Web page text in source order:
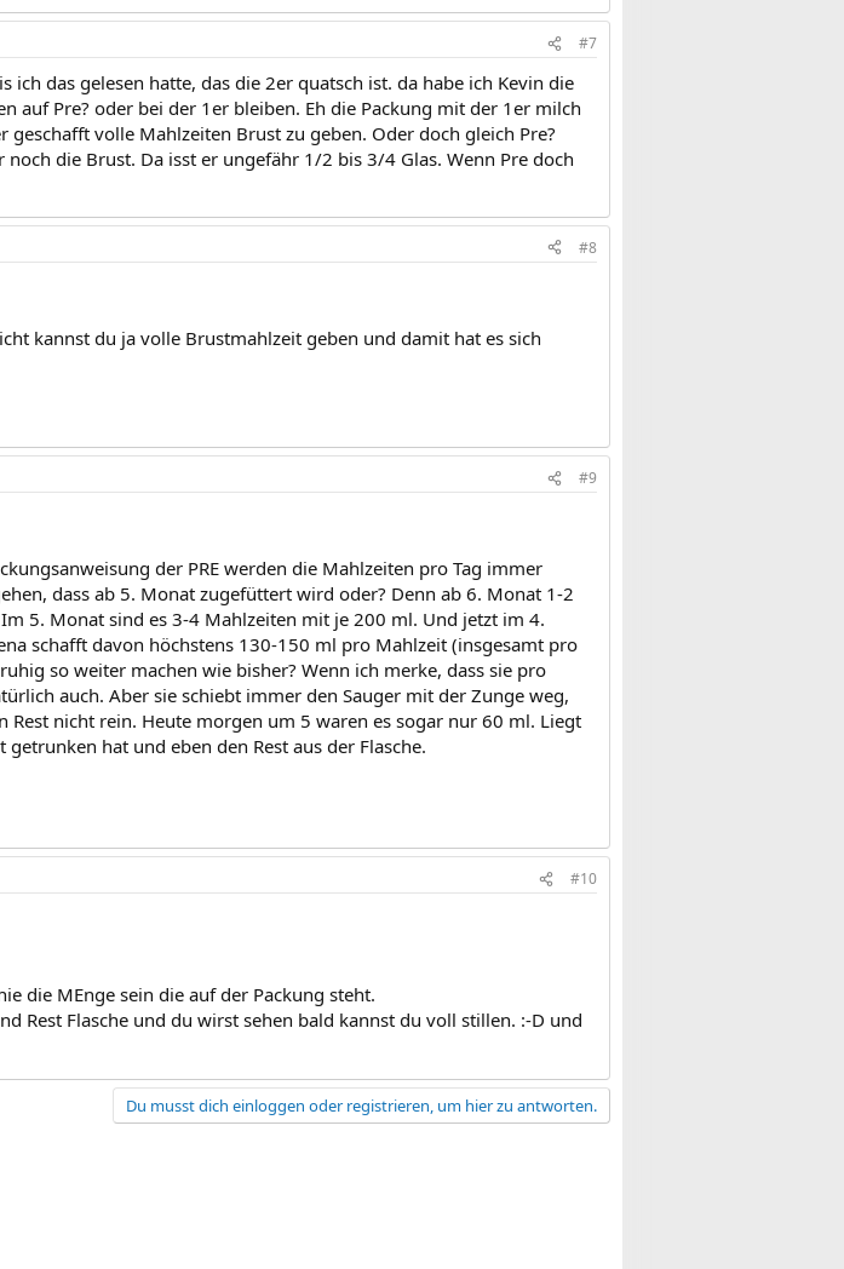
#7
ich das gelesen hatte, das die 2er quatsch ist. da habe ich Kevin die
auf Pre? oder bei der 1er bleiben. Eh die Packung mit der 1er milch
volle Mahlzeiten Brust zu geben. Oder doch gleich Pre?
die Brust. Da isst er ungefähr 1/2 bis 3/4 Glas. Wenn Pre doch
#8
kannst du ja volle Brustmahlzeit geben und damit hat es sich
#9
der PRE werden die Mahlzeiten pro Tag immer
dass ab 5. Monat zugefüttert wird oder? Denn ab 6. Monat 1-2
5. Monat sind es 3-4 Mahlzeiten mit je 200 ml. Und jetzt im 4.
schafft davon höchstens 130-150 ml pro Mahlzeit (insgesamt pro
so weiter machen wie bisher? Wenn ich merke, dass sie pro
auch. Aber sie schiebt immer den Sauger mit der Zunge weg,
Rest nicht rein. Heute morgen um 5 waren es sogar nur 60 ml. Liegt
hat und eben den Rest aus der Flasche.
#10
die MEnge sein die auf der Packung steht.
Rest Flasche und du wirst sehen bald kannst du voll stillen. :-D und
Du musst dich einloggen oder registrieren, um hier zu antworten.